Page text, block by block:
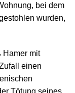
bei dem
wurden,
Hamer mit
einen